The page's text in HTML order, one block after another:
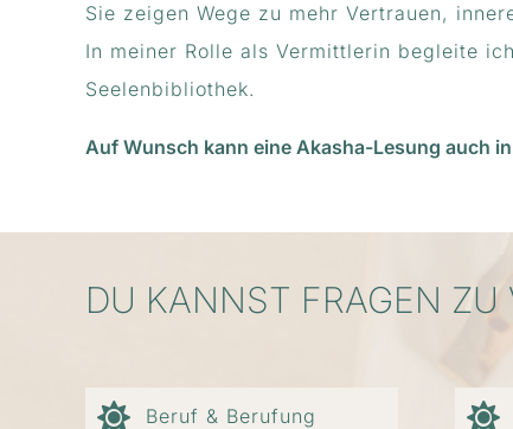
Sie zeigen Wege zu mehr Vertrauen,
In meiner Rolle als Vermittlerin begleite
Seelenbibliothek.
Auf Wunsch kann eine Akasha-Lesung auch
DU KANNST FRAGEN ZU
Beruf & Berufung